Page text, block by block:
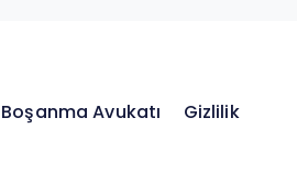
Boşanma Avukatı
Gizlilik